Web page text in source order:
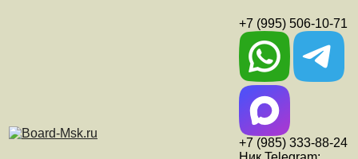
+7 (995) 506-10-71
+7 (985) 333-88-24